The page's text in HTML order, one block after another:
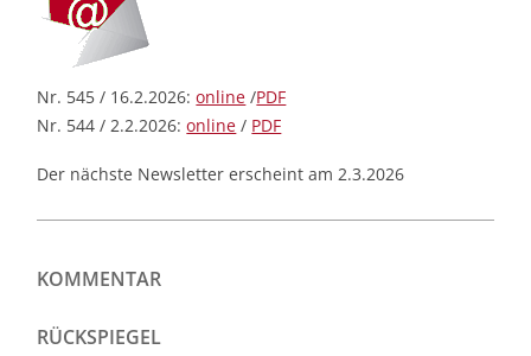
Nr. 545 / 16.2.2026:online /PDF
Nr. 544 / 2.2.2026:online / PDF
Der nächste Newsletter erscheint am 2.3.2026
KOMMENTAR
RÜCKSPIEGEL